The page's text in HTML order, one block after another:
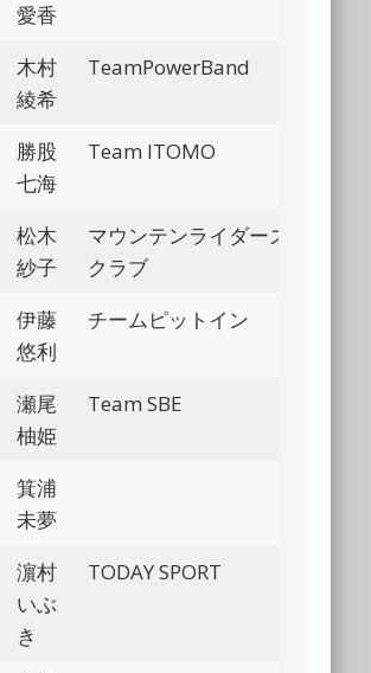
愛香
木村
綾希
TeamPowerBand
勝股
七海
Team ITOMO
松木
紗子
マウンテンライダーズ
クラブ
伊藤
悠利
チームピットイン
瀬尾
柚姫
Team SBE
箕浦
未夢
濵村
いぶ
き
TODAY SPORT